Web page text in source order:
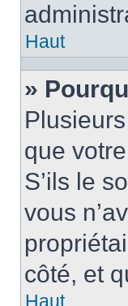
Haut
»
que
S’ils le
vous
côté, et
Haut